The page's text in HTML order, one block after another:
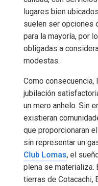
lugares bien
suelen ser opciones
para la mayoría, por
obligadas a
modestas.
Como consecuencia,
jubilación
un mero anhelo. Sin
existieran
que proporcionaran
sin representar un
Club Lomas, el
plena se materializa.
tierras de Cotacachi,